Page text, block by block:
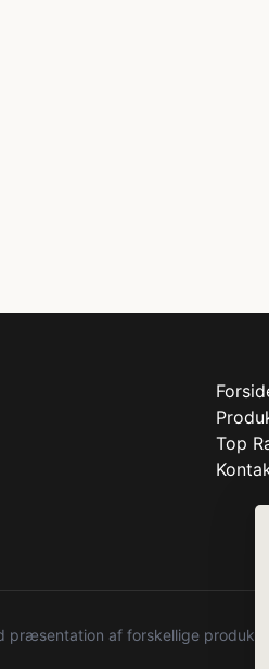
Top
af forskellige